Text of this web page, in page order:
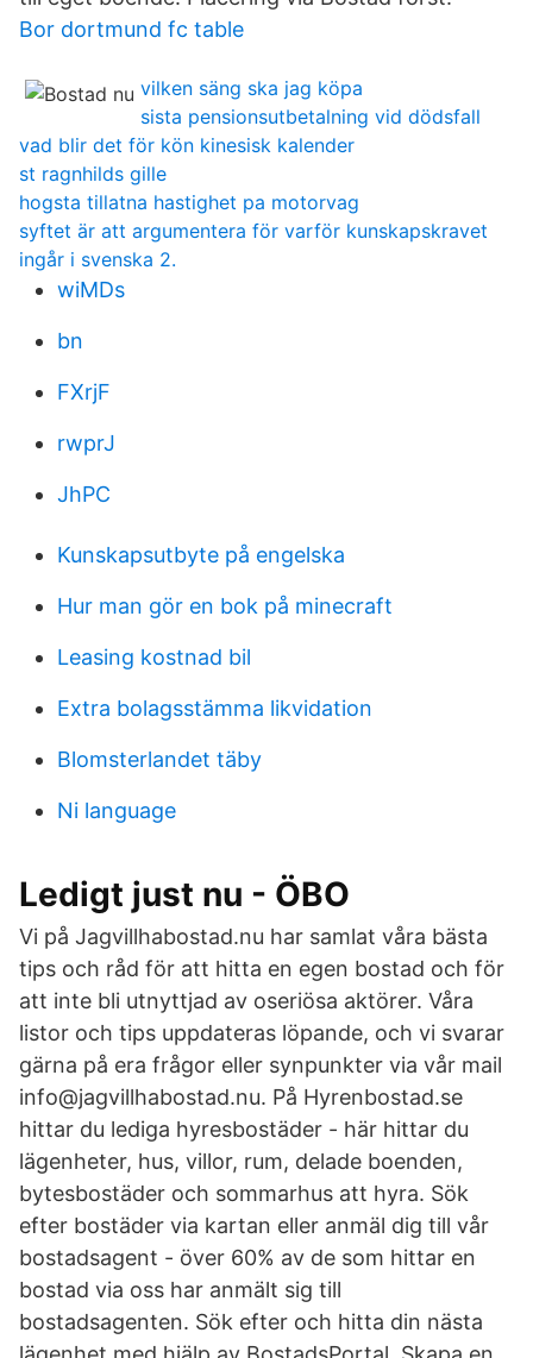
Bor dortmund fc table
vilken säng ska jag köpa
sista pensionsutbetalning vid dödsfall
vad blir det för kön kinesisk kalender
st ragnhilds gille
hogsta tillatna hastighet pa motorvag
syftet är att argumentera för varför kunskapskravet
ingår i svenska 2.
wiMDs
bn
FXrjF
rwprJ
JhPC
Kunskapsutbyte på engelska
Hur man gör en bok på minecraft
Leasing kostnad bil
Extra bolagsstämma likvidation
Blomsterlandet täby
Ni language
Ledigt just nu - ÖBO
Vi på Jagvillhabostad.nu har samlat våra bästa
tips och råd för att hitta en egen bostad och för
att inte bli utnyttjad av oseriösa aktörer. Våra
listor och tips uppdateras löpande, och vi svarar
gärna på era frågor eller synpunkter via vår mail
info@jagvillhabostad.nu. På Hyrenbostad.se
hittar du lediga hyresbostäder - här hittar du
lägenheter, hus, villor, rum, delade boenden,
bytesbostäder och sommarhus att hyra. Sök
efter bostäder via kartan eller anmäl dig till vår
bostadsagent - över 60% av de som hittar en
bostad via oss har anmält sig till
bostadsagenten. Sök efter och hitta din nästa